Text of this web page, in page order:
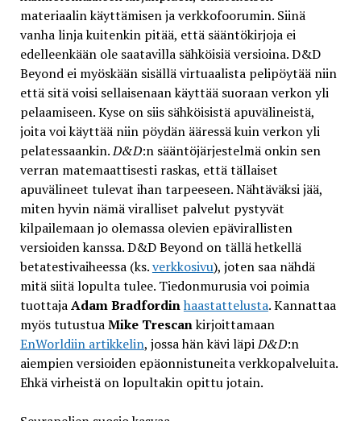
materiaalin käyttämisen ja verkkofoorumin. Siinä
vanha linja kuitenkin pitää, että sääntökirjoja ei
edelleenkään ole saatavilla sähköisiä versioina. D&D
Beyond ei myöskään sisällä virtuaalista pelipöytää niin
että sitä voisi sellaisenaan käyttää suoraan verkon yli
pelaamiseen. Kyse on siis sähköisistä apuvälineistä,
joita voi käyttää niin pöydän ääressä kuin verkon yli
pelatessaankin.D&D:n sääntöjärjestelmä onkin sen
verran matemaattisesti raskas, että tällaiset
apuvälineet tulevat ihan tarpeeseen. Nähtäväksi jää,
miten hyvin nämä viralliset palvelut pystyvät
kilpailemaan jo olemassa olevien epävirallisten
versioiden kanssa. D&D Beyond on tällä hetkellä
betatestivaiheessa (ks.verkkosivu), joten saa nähdä
mitä siitä lopulta tulee. Tiedonmurusia voi poimia
tuottajaAdam Bradfordinhaastattelusta. Kannattaa
myös tutustuaMike Trescankirjoittamaan
EnWorldiin artikkelin, jossa hän kävi läpiD&D:n
aiempien versioiden epäonnistuneita verkkopalveluita.
Ehkä virheistä on lopultakin opittu jotain.